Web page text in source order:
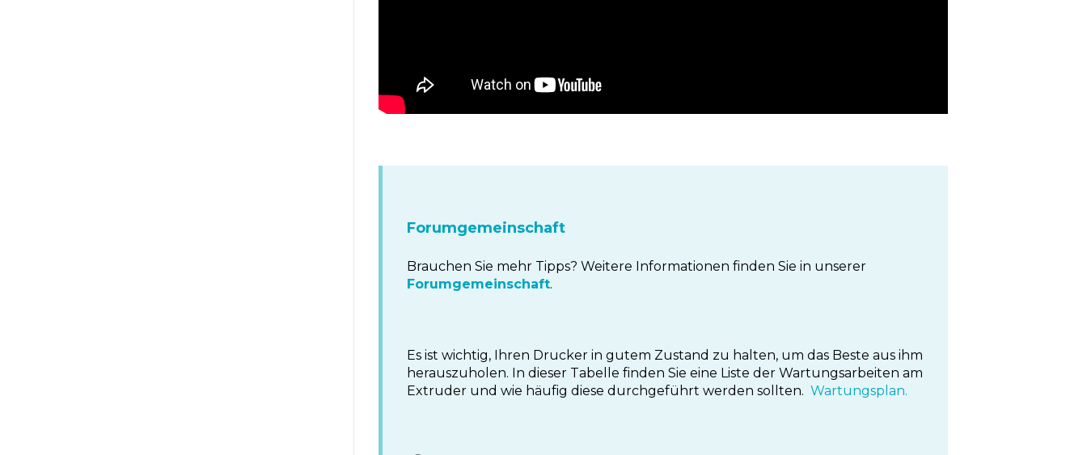
Forumgemeinschaft
Brauchen Sie mehr Tipps? Weitere Informationen finden Sie in unserer
Forumgemeinschaft.
Es ist wichtig, Ihren Drucker in gutem Zustand zu halten, um das Beste aus ihm
herauszuholen. In dieser Tabelle finden Sie eine Liste der Wartungsarbeiten am
Extruder und wie häufig diese durchgeführt werden sollten. Wartungsplan.